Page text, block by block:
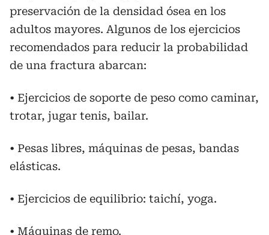
preservación de la densidad ósea en los
adultos mayores. Algunos de los ejercicios
recomendados para reducir la probabilidad
de una fractura abarcan:
• Ejercicios de soporte de peso como caminar,
trotar, jugar tenis, bailar.
• Pesas libres, máquinas de pesas, bandas
elásticas.
• Ejercicios de equilibrio: taichí, yoga.
• Máquinas de remo.